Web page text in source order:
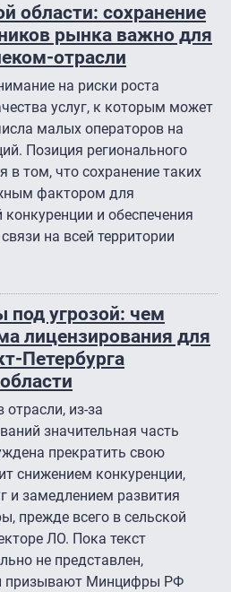
области: сохранение
рынка важно для
отрасли
на риски роста
услуг, к которым может
малых операторов на
Позиция регионального
в том, что сохранение таких
фактором для
и обеспечения
на всей территории
угрозой: чем
лицензирования для
Петербурга
из-за
значительная часть
прекратить свою
снижением конкуренции,
и замедлением развития
прежде всего в сельской
ЛО. Пока текст
не представлен,
призывают Минцифры РФ